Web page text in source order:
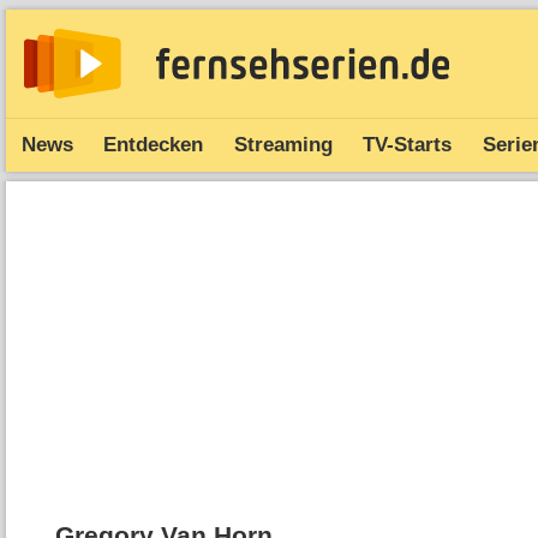
News Entdecken Streaming TV-Starts